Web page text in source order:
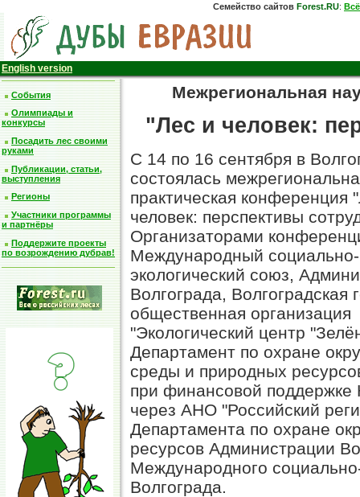
Семейство сайтов Forest.RU:
English version
События
Олимпиады и
конкурсы
Посадить лес своими
руками
Публикации, статьи,
выступления
Регионы
Участники программы
и партнёры
Поддержите проекты
по возрождению дубрав!
Межрегиональная
"Лес и человек:
С 14 по 16 сентября в
состоялась
практическая конференция
человек: перспективы
Организаторами
Международный социально-
экологический союз,
Волгограда, Волгоградская
общественная организация
"Экологический центр
Департамент по охране
среды и природных
при финансовой поддержке
через АНО "Российский
Департамента по охране
ресурсов Администрации
Международного
Волгограда.